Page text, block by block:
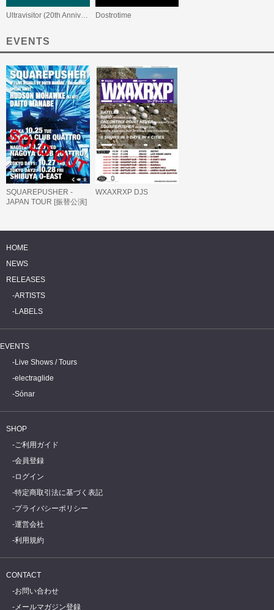
Ultravisitor (20th Anniversary Edition) Dostrotime
EVENTS
SQUAREPUSHER -
JAPAN TOUR [振替公演]
WXAXRXP DJS
HOME
NEWS
RELEASES
ARTISTS
LABELS
EVENTS
Live Shows / Tours
electraglide
Sónar
SHOP
ご利用ガイド
会員登録
ログイン
特定商取引法に基づく表記
プライバシーポリシー
運営会社
利用規約
CONTACT
お問い合わせ
メールマガジン登録